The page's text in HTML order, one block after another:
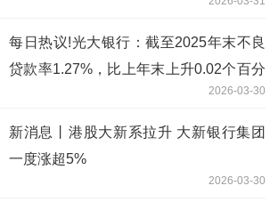
每日热议!光大银行：截至2025年末不良
贷款率1.27%，比上年末上升0.02个百分
2026-03-30
新消息丨港股大新系拉升 大新银行集团
一度涨超5%
2026-03-30